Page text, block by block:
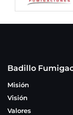
Badillo
Misión
Visión
Valores